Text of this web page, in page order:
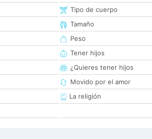
Tipo de cuerpo
Tamaño
Peso
Tener hijos
¿Quieres tener hijos
Movido por el amor
La religión